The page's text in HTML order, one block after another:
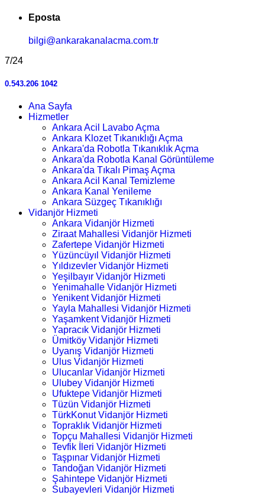
Eposta
bilgi@ankarakanalacma.com.tr
7/24
0.543.206 1042
Ana Sayfa
Hizmetler
Ankara Acil Lavabo Açma
Ankara Klozet Tıkanıklığı Açma
Ankara'da Robotla Tıkanıklık Açma
Ankara'da Robotla Kanal Görüntüleme
Ankara'da Tıkalı Pimaş Açma
Ankara Acil Kanal Temizleme
Ankara Kanal Yenileme
Ankara Süzgeç Tıkanıklığı
Vidanjör Hizmeti
Ankara Vidanjör Hizmeti
Ziraat Mahallesi Vidanjör Hizmeti
Zafertepe Vidanjör Hizmeti
Yüzüncüyıl Vidanjör Hizmeti
Yıldızevler Vidanjör Hizmeti
Yeşilbayır Vidanjör Hizmeti
Yenimahalle Vidanjör Hizmeti
Yenikent Vidanjör Hizmeti
Yayla Mahallesi Vidanjör Hizmeti
Yaşamkent Vidanjör Hizmeti
Yapracık Vidanjör Hizmeti
Ümitköy Vidanjör Hizmeti
Uyanış Vidanjör Hizmeti
Ulus Vidanjör Hizmeti
Ulucanlar Vidanjör Hizmeti
Ulubey Vidanjör Hizmeti
Ufuktepe Vidanjör Hizmeti
Tüzün Vidanjör Hizmeti
TürkKonut Vidanjör Hizmeti
Topraklık Vidanjör Hizmeti
Topçu Mahallesi Vidanjör Hizmeti
Tevfik İleri Vidanjör Hizmeti
Taşpınar Vidanjör Hizmeti
Tandoğan Vidanjör Hizmeti
Şahintepe Vidanjör Hizmeti
Subayevleri Vidanjör Hizmeti